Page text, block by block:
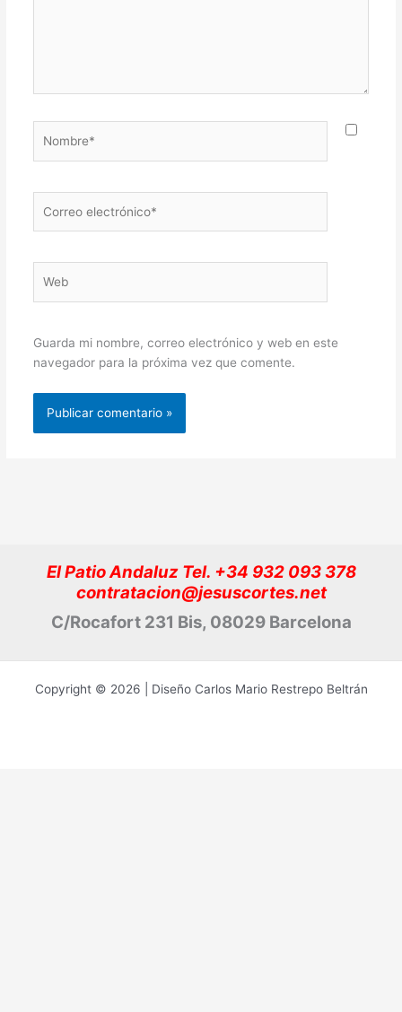
electrónico*
Guarda mi nombre, correo electrónico y web en este
navegador para la próxima vez que comente.
El Patio Andaluz Tel. +34 932 093 378
contratacion@jesuscortes.net
C/Rocafort 231 Bis, 08029 Barcelona
Copyright © 2026 | Diseño Carlos Mario Restrepo Beltrán